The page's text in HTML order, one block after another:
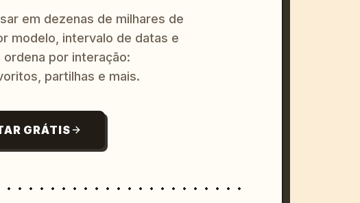
em dezenas de milhares de
modelo, intervalo de datas e
por interação:
partilhas e mais.
GRÁTIS